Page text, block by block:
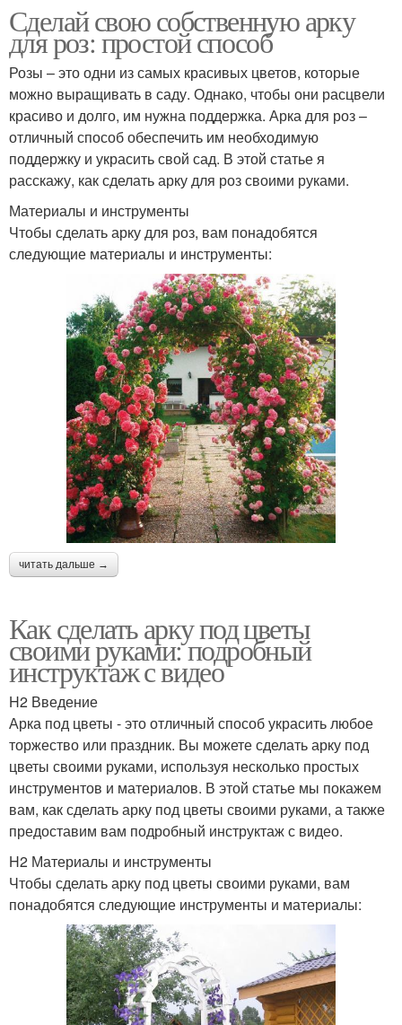
Сделай свою собственную арку
для роз: простой способ
Розы – это одни из самых красивых цветов, которые
можно выращивать в саду. Однако, чтобы они расцвели
красиво и долго, им нужна поддержка. Арка для роз –
отличный способ обеспечить им необходимую
поддержку и украсить свой сад. В этой статье я
расскажу, как сделать арку для роз своими руками.
Материалы и инструменты
Чтобы сделать арку для роз, вам понадобятся
следующие материалы и инструменты:
читать дальше →
Как сделать арку под цветы
своими руками: подробный
инструктаж с видео
H2 Введение
Арка под цветы - это отличный способ украсить любое
торжество или праздник. Вы можете сделать арку под
цветы своими руками, используя несколько простых
инструментов и материалов. В этой статье мы покажем
вам, как сделать арку под цветы своими руками, а также
предоставим вам подробный инструктаж с видео.
H2 Материалы и инструменты
Чтобы сделать арку под цветы своими руками, вам
понадобятся следующие инструменты и материалы: